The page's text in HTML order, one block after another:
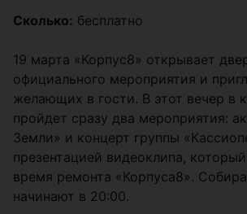
Сколько: бесплатно
19 марта «Корпус8» открывает
официального мероприятия и
желающих в гости. В этот вечер в
пройдет сразу два мероприятия:
Земли» и концерт группы
презентацией видеоклипа,
время ремонта «Корпуса8».
начинают в 20:00.